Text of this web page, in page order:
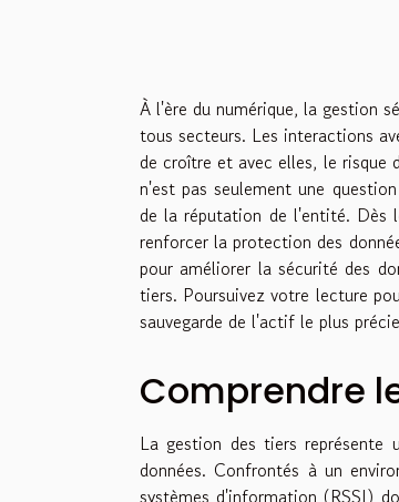
À l'ère du numérique, la gestion
tous secteurs. Les interactions
de croître et avec elles, le risque
n'est pas seulement une
de la réputation de l'entité. Dès
renforcer la protection des
pour améliorer la sécurité des
tiers. Poursuivez votre lecture
sauvegarde de l'actif le plus
Comprendre
La gestion des tiers représente
données. Confrontés à un